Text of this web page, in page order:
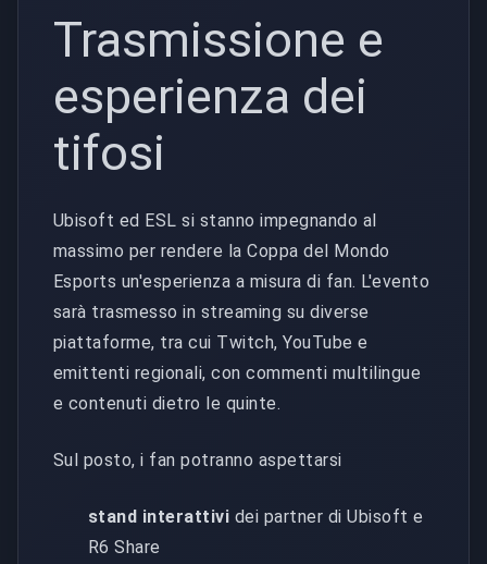
Trasmissione e
esperienza dei
tifosi
Ubisoft ed ESL si stanno impegnando al
massimo per rendere la Coppa del Mondo
Esports un'esperienza a misura di fan. L'evento
sarà trasmesso in streaming su diverse
piattaforme, tra cui Twitch, YouTube e
emittenti regionali, con commenti multilingue
e contenuti dietro le quinte.
Sul posto, i fan potranno aspettarsi
stand interattivi dei partner di Ubisoft e
R6 Share